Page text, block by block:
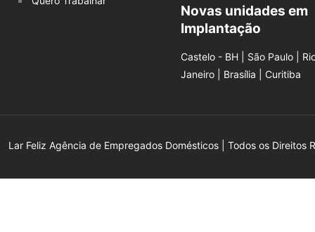
Novas unidades em
Implantação
Castelo - BH | São Paulo |
Janeiro | Brasília | Curitiba
Lar Feliz Agência de Empregados Domésticos | Todos os Direitos